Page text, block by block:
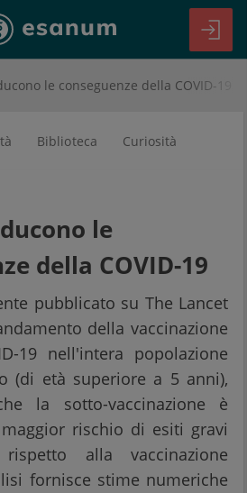
le conseguenze della COVID-19
Biblioteca Curiosità
le
della COVID-19
pubblicato su The Lancet
della vaccinazione
19 nell'intera popolazione
(di età superiore a 5 anni),
la sotto-vaccinazione è
rischio di esiti gravi
alla vaccinazione
fornisce stime numeriche